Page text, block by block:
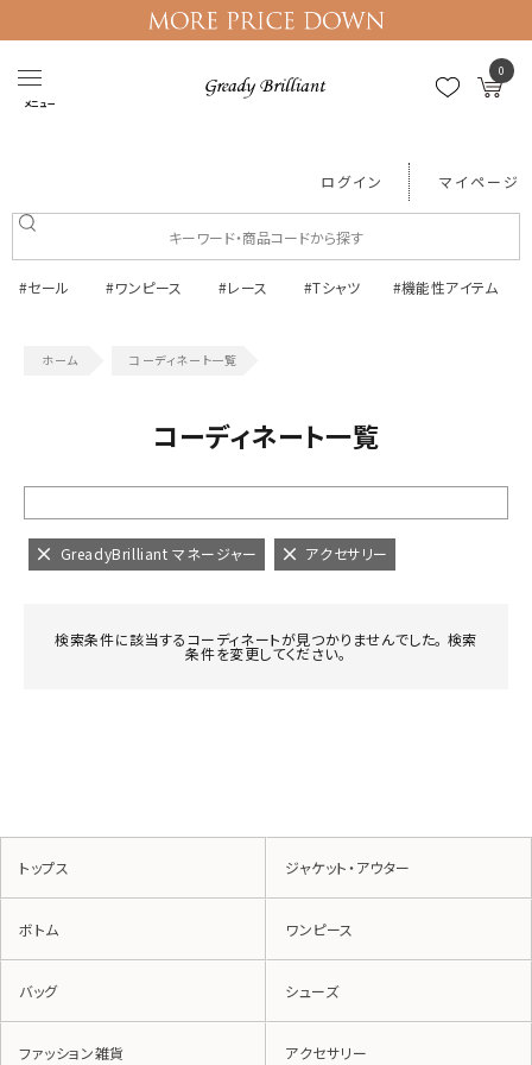
メニュー
0
ログイン マイページ
#セール #ワンピース #レース #Tシャツ #機能性アイテム
コーディネート一覧
コーディネート一覧
GreadyBrilliant マネージャー アクセサリー
検索条件に該当するコーディネートが見つかりませんでした。 検索
条件を変更してください。
トップス ジャケット・アウター
ボトム ワンピース
バッグ シューズ
ファッション雑貨 アクセサリー